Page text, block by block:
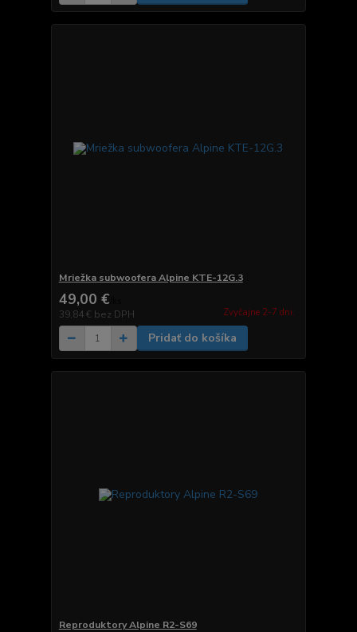
Mriežka subwoofera Alpine KTE-12G.3
49,00 €
39,84 € bez DPH Zvyčajne 2-7 dni.
Pridať do košíka
Reproduktory Alpine R2-S69